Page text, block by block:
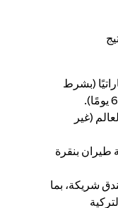
درهمًا إماراتيًا (بشرط
(غير
بنقرة
فندق شريكة، بما